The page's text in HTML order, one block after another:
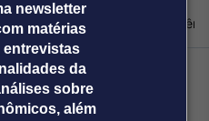
newsletter
matérias
entrevistas
da
sobre
além
BlogWeekend